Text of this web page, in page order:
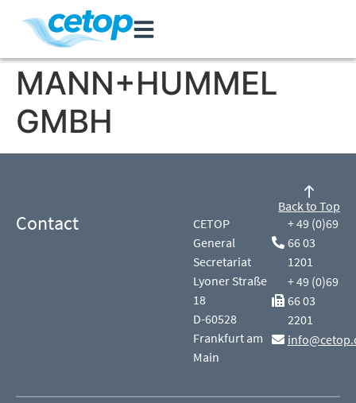
MANN+HUMMEL
GMBH
Contact
CETOP
General
Secretariat
Lyoner Straße
18
D-60528
Frankfurt am
Main
+ 49 (0)69
66 03
1201
+ 49 (0)69
66 03
2201
Back to Top